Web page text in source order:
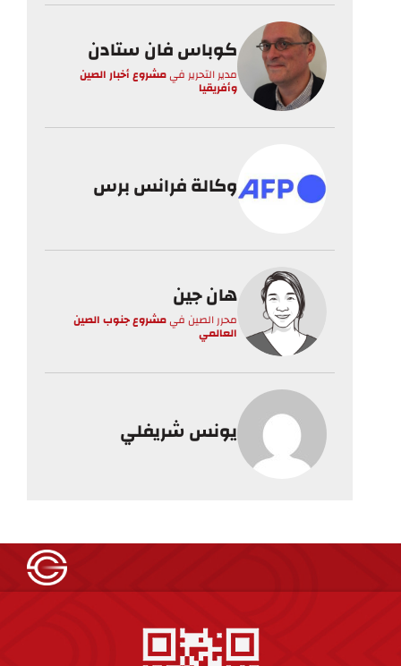
كوباس فان ستادن
مدير التحرير فيمشروع أخبار الصين
وأفريقيا
وكالة فرانس برس
هان جين
محرر الصينفيمشروع جنوب الصين
العالمي
يونس شريفلي